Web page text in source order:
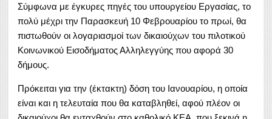
Σύμφωνα με έγκυρες πηγές του υπουργείου Εργασίας, το
πολύ μέχρι την Παρασκευή 10 Φεβρουαρίου το πρωί, θα
πιστωθούν οι λογαριασμοί των δικαιούχων του πιλοτικού
Κοινωνικού Εισοδήματος Αλληλεγγύης που αφορά 30
δήμους.
Πρόκειται για την (έκτακτη) δόση του Ιανουαρίου, η οποία
είναι και η τελευταία που θα καταβληθεί, αφού πλέον οι